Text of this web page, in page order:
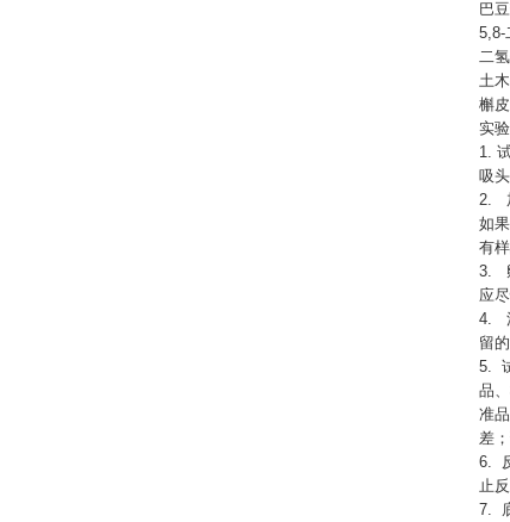
巴
5,8-
二
土
槲
实
1.
吸
2.
如
有
3.
应
4.
留
5.
品
准
差
6.
止
7.